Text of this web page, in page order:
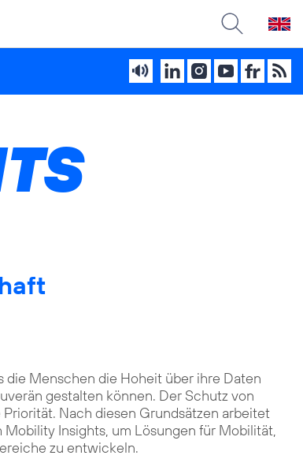
die Menschen die Hoheit über ihre Daten
gestalten können. Der Schutz von
Nach diesen Grundsätzen arbeitet
Insights, um Lösungen für Mobilität,
zu entwickeln.